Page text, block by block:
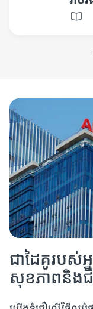
ជាដៃគូរបស់
សុខភាពនិងជី